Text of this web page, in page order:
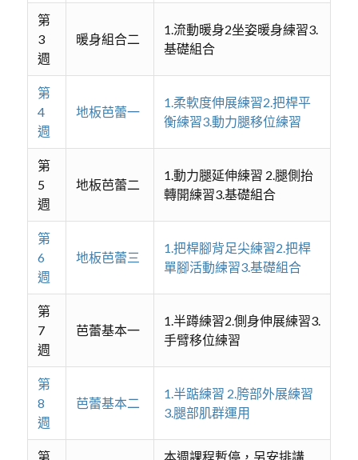
第
3
週
暖身組合二
1.流動暖身2坐姿暖身練習3.
基礎組合
第
4
週
地板芭蕾一
1.柔軟度伸展練習2.把桿平
衡練習3.動力腿移位練習
第
5
週
地板芭蕾二
1.動力腿延伸練習 2.腿側抬
轉開練習3.基礎組合
第
6
週
地板芭蕾三
1.把桿腳背足尖練習2.把桿
單腳活動練習3.基礎組合
第
7
週
芭蕾基本一
1.半蹲練習2.側身伸展練習3.
手臂移位練習
第
8
週
芭蕾基本二
1.半踮練習 2.胯部外展練習
3.腿部肌群運用
第
本週課程暫停，另安排講